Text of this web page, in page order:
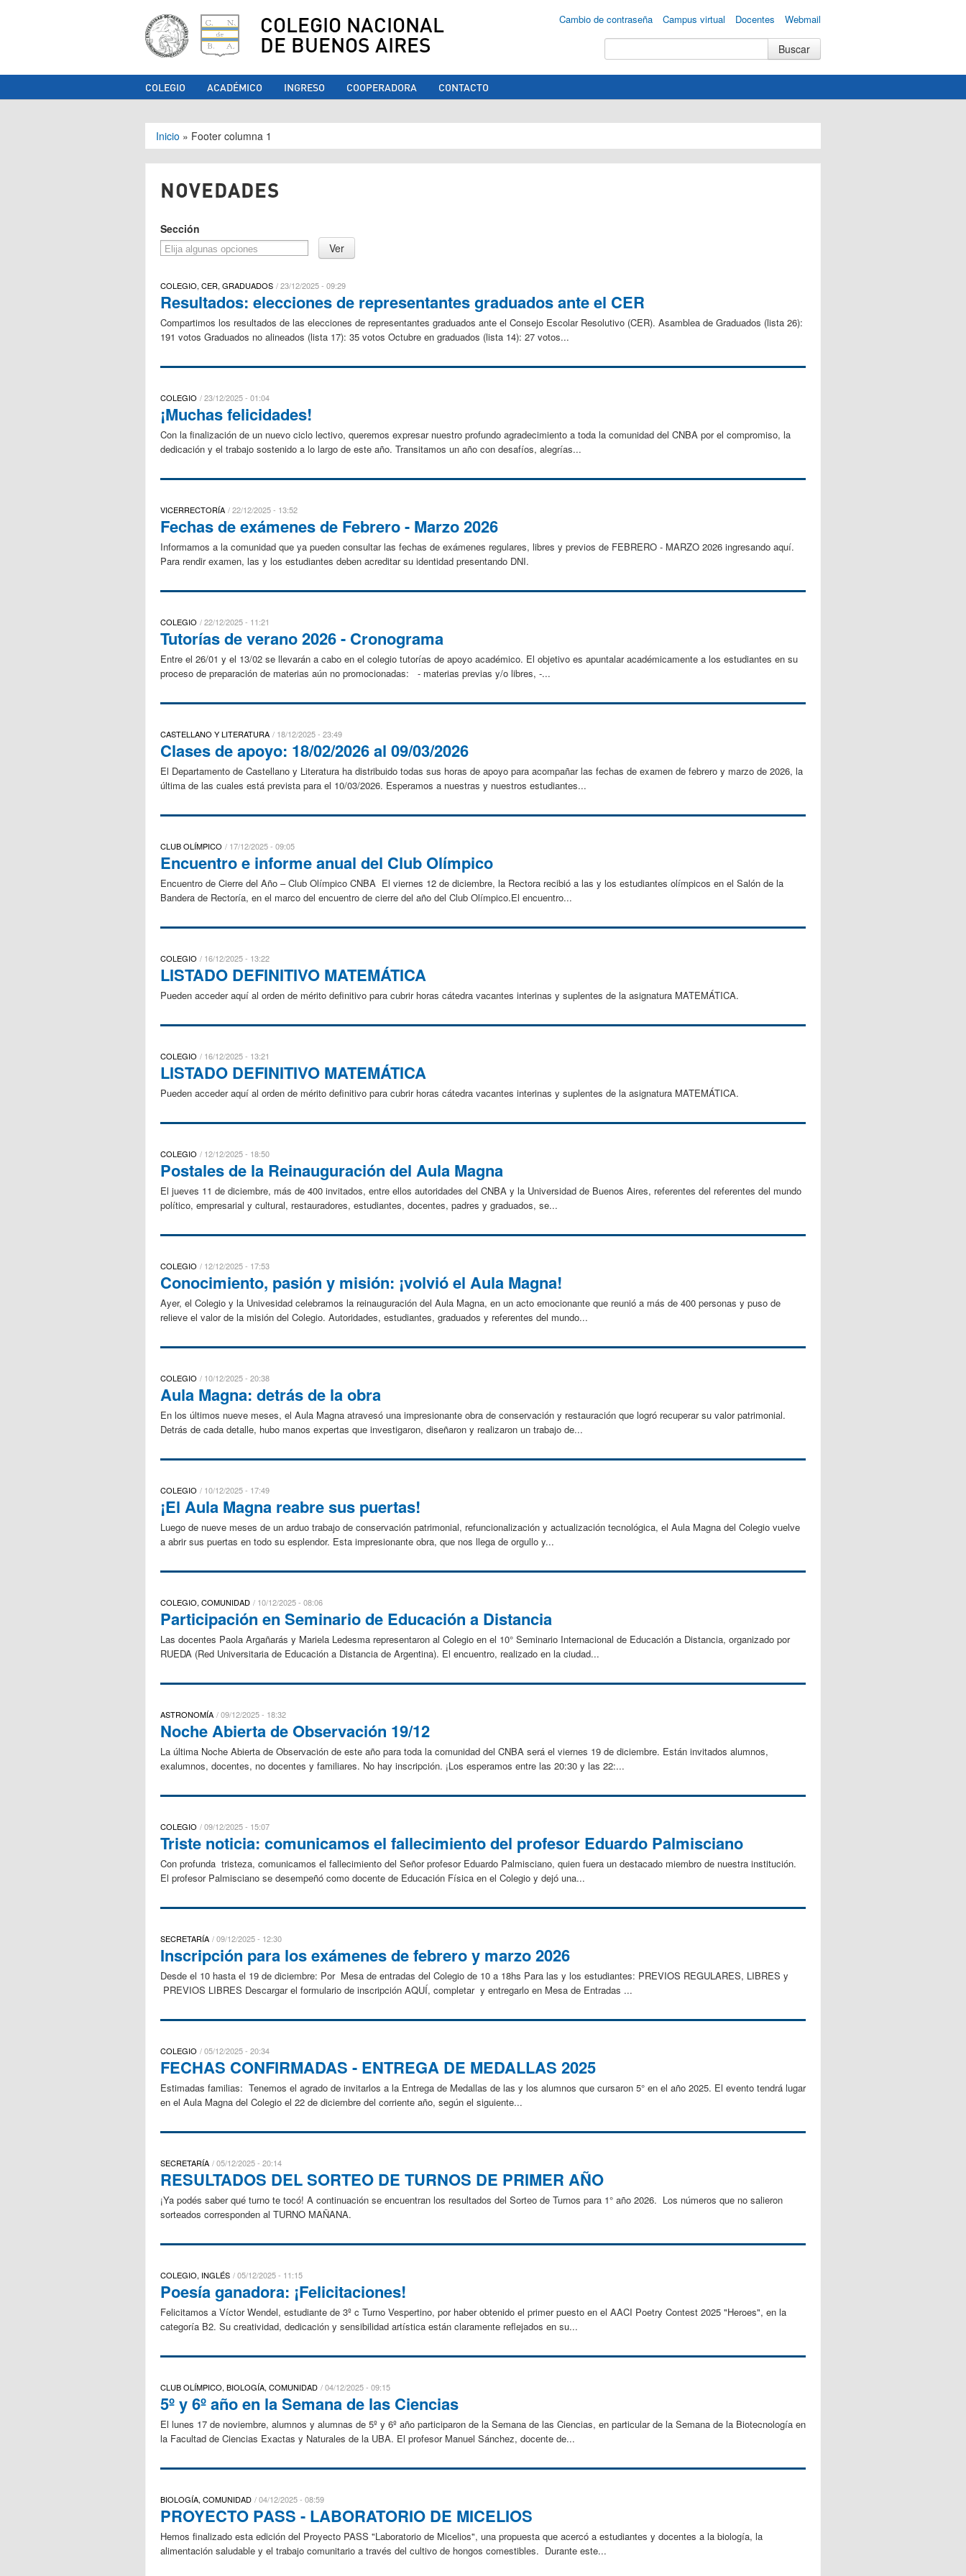
COLEGIO NACIONAL
DE BUENOS AIRES
Cambio de contraseña Campus virtual Docentes Webmail
COLEGIO ACADÉMICO INGRESO COOPERADORA CONTACTO
Se encuentra usted aquí
Inicio » Footer columna 1
NOVEDADES
Sección
COLEGIO, CER, GRADUADOS 23/12/2025 - 09:29
Resultados: elecciones de representantes graduados ante el CER
Compartimos los resultados de las elecciones de representantes graduados ante el Consejo Escolar Resolutivo (CER). Asamblea de Graduados (lista 26):
191 votos Graduados no alineados (lista 17): 35 votos Octubre en graduados (lista 14): 27 votos...
COLEGIO 23/12/2025 - 01:04
¡Muchas felicidades!
Con la finalización de un nuevo ciclo lectivo, queremos expresar nuestro profundo agradecimiento a toda la comunidad del CNBA por el compromiso, la
dedicación y el trabajo sostenido a lo largo de este año. Transitamos un año con desafíos, alegrías...
VICERRECTORÍA 22/12/2025 - 13:52
Fechas de exámenes de Febrero - Marzo 2026
Informamos a la comunidad que ya pueden consultar las fechas de exámenes regulares, libres y previos de FEBRERO - MARZO 2026 ingresando aquí.
Para rendir examen, las y los estudiantes deben acreditar su identidad presentando DNI.
COLEGIO 22/12/2025 - 11:21
Tutorías de verano 2026 - Cronograma
Entre el 26/01 y el 13/02 se llevarán a cabo en el colegio tutorías de apoyo académico. El objetivo es apuntalar académicamente a los estudiantes en su
proceso de preparación de materias aún no promocionadas: - materias previas y/o libres, -...
CASTELLANO Y LITERATURA 18/12/2025 - 23:49
Clases de apoyo: 18/02/2026 al 09/03/2026
El Departamento de Castellano y Literatura ha distribuido todas sus horas de apoyo para acompañar las fechas de examen de febrero y marzo de 2026, la
última de las cuales está prevista para el 10/03/2026. Esperamos a nuestras y nuestros estudiantes...
CLUB OLÍMPICO 17/12/2025 - 09:05
Encuentro e informe anual del Club Olímpico
Encuentro de Cierre del Año – Club Olímpico CNBA El viernes 12 de diciembre, la Rectora recibió a las y los estudiantes olímpicos en el Salón de la
Bandera de Rectoría, en el marco del encuentro de cierre del año del Club Olímpico.El encuentro...
COLEGIO 16/12/2025 - 13:22
LISTADO DEFINITIVO MATEMÁTICA
Pueden acceder aquí al orden de mérito definitivo para cubrir horas cátedra vacantes interinas y suplentes de la asignatura MATEMÁTICA.
COLEGIO 16/12/2025 - 13:21
LISTADO DEFINITIVO MATEMÁTICA
Pueden acceder aquí al orden de mérito definitivo para cubrir horas cátedra vacantes interinas y suplentes de la asignatura MATEMÁTICA.
COLEGIO 12/12/2025 - 18:50
Postales de la Reinauguración del Aula Magna
El jueves 11 de diciembre, más de 400 invitados, entre ellos autoridades del CNBA y la Universidad de Buenos Aires, referentes del referentes del mundo
político, empresarial y cultural, restauradores, estudiantes, docentes, padres y graduados, se...
COLEGIO 12/12/2025 - 17:53
Conocimiento, pasión y misión: ¡volvió el Aula Magna!
Ayer, el Colegio y la Univesidad celebramos la reinauguración del Aula Magna, en un acto emocionante que reunió a más de 400 personas y puso de
relieve el valor de la misión del Colegio. Autoridades, estudiantes, graduados y referentes del mundo...
COLEGIO 10/12/2025 - 20:38
Aula Magna: detrás de la obra
En los últimos nueve meses, el Aula Magna atravesó una impresionante obra de conservación y restauración que logró recuperar su valor patrimonial.
Detrás de cada detalle, hubo manos expertas que investigaron, diseñaron y realizaron un trabajo de...
COLEGIO 10/12/2025 - 17:49
¡El Aula Magna reabre sus puertas!
Luego de nueve meses de un arduo trabajo de conservación patrimonial, refuncionalización y actualización tecnológica, el Aula Magna del Colegio vuelve
a abrir sus puertas en todo su esplendor. Esta impresionante obra, que nos llega de orgullo y...
COLEGIO, COMUNIDAD 10/12/2025 - 08:06
Participación en Seminario de Educación a Distancia
Las docentes Paola Argañarás y Mariela Ledesma representaron al Colegio en el 10° Seminario Internacional de Educación a Distancia, organizado por
RUEDA (Red Universitaria de Educación a Distancia de Argentina). El encuentro, realizado en la ciudad...
ASTRONOMÍA 09/12/2025 - 18:32
Noche Abierta de Observación 19/12
La última Noche Abierta de Observación de este año para toda la comunidad del CNBA será el viernes 19 de diciembre. Están invitados alumnos,
exalumnos, docentes, no docentes y familiares. No hay inscripción. ¡Los esperamos entre las 20:30 y las 22:...
COLEGIO 09/12/2025 - 15:07
Triste noticia: comunicamos el fallecimiento del profesor Eduardo Palmisciano
Con profunda tristeza, comunicamos el fallecimiento del Señor profesor Eduardo Palmisciano, quien fuera un destacado miembro de nuestra institución.
El profesor Palmisciano se desempeñó como docente de Educación Física en el Colegio y dejó una...
SECRETARÍA 09/12/2025 - 12:30
Inscripción para los exámenes de febrero y marzo 2026
Desde el 10 hasta el 19 de diciembre: Por Mesa de entradas del Colegio de 10 a 18hs Para las y los estudiantes: PREVIOS REGULARES, LIBRES y
PREVIOS LIBRES Descargar el formulario de inscripción AQUÍ, completar y entregarlo en Mesa de Entradas ...
COLEGIO 05/12/2025 - 20:34
FECHAS CONFIRMADAS - ENTREGA DE MEDALLAS 2025
Estimadas familias: Tenemos el agrado de invitarlos a la Entrega de Medallas de las y los alumnos que cursaron 5° en el año 2025. El evento tendrá lugar
en el Aula Magna del Colegio el 22 de diciembre del corriente año, según el siguiente...
SECRETARÍA 05/12/2025 - 20:14
RESULTADOS DEL SORTEO DE TURNOS DE PRIMER AÑO
¡Ya podés saber qué turno te tocó! A continuación se encuentran los resultados del Sorteo de Turnos para 1° año 2026. Los números que no salieron
sorteados corresponden al TURNO MAÑANA.
COLEGIO, INGLÉS 05/12/2025 - 11:15
Poesía ganadora: ¡Felicitaciones!
Felicitamos a Víctor Wendel, estudiante de 3º c Turno Vespertino, por haber obtenido el primer puesto en el AACI Poetry Contest 2025 "Heroes", en la
categoría B2. Su creatividad, dedicación y sensibilidad artística están claramente reflejados en su...
CLUB OLÍMPICO, BIOLOGÍA, COMUNIDAD 04/12/2025 - 09:15
5º y 6º año en la Semana de las Ciencias
El lunes 17 de noviembre, alumnos y alumnas de 5º y 6º año participaron de la Semana de las Ciencias, en particular de la Semana de la Biotecnología en
la Facultad de Ciencias Exactas y Naturales de la UBA. El profesor Manuel Sánchez, docente de...
BIOLOGÍA, COMUNIDAD 04/12/2025 - 08:59
PROYECTO PASS - LABORATORIO DE MICELIOS
Hemos finalizado esta edición del Proyecto PASS "Laboratorio de Micelios", una propuesta que acercó a estudiantes y docentes a la biología, la
alimentación saludable y el trabajo comunitario a través del cultivo de hongos comestibles. Durante este...